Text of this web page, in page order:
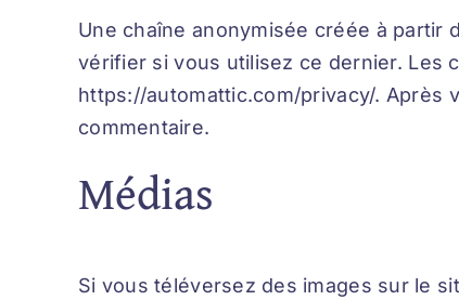
Une chaîne anonymisée créée à partir
vérifier si vous utilisez ce dernier. Les
https://automattic.com/privacy/. Après
commentaire.
Médias
Si vous téléversez des images sur le